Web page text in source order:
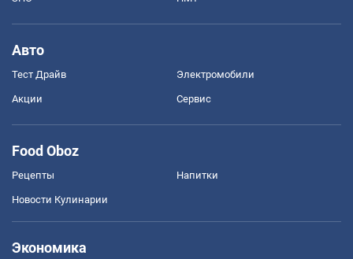
Авто
Тест Драйв Электромобили
Акции Сервис
Food Oboz
Рецепты Напитки
Новости Кулинарии
Экономика